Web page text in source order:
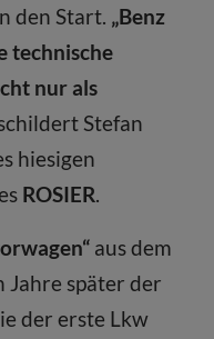
den Start. „Benz
technische
nur als
Stefan
hiesigen
ROSIER.
aus dem
Jahre später der
der erste Lkw